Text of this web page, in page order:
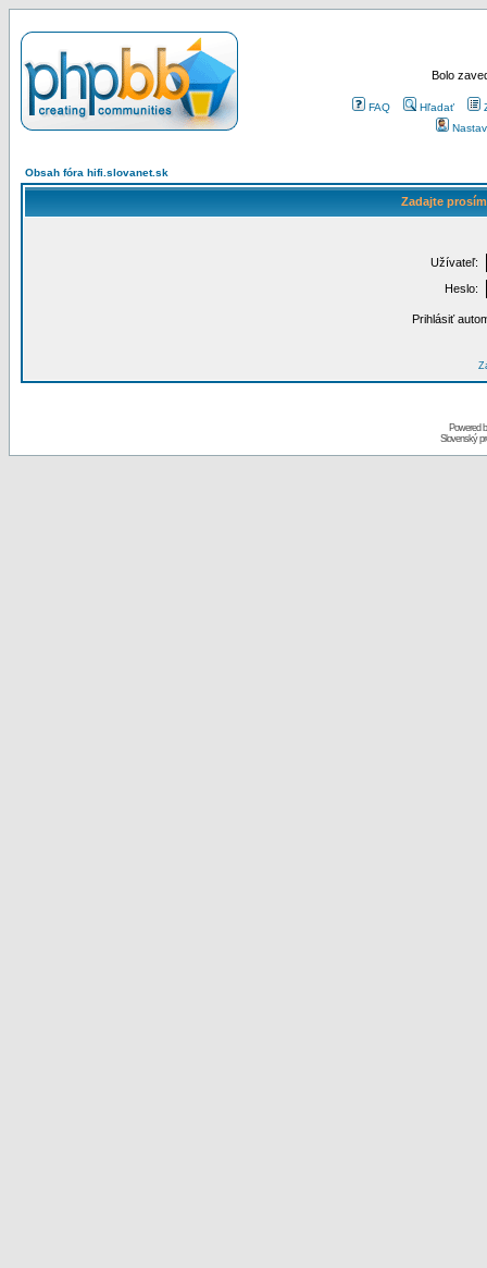
Bolo
FAQ Hľadať
Obsah fóra hifi.slovanet.sk
Zadajte
Užívateľ:
Heslo:
Prihlásiť
Powered
Slovenský